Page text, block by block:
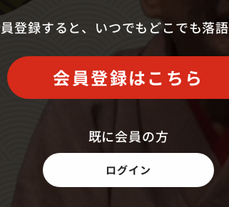
登録すると、いつでもどこでも落
会員登録はこちら
既に会員の方
ログイン